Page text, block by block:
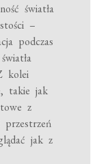
światła
–
podczas
kolei
takie jak
z
przestrzeń
jak z